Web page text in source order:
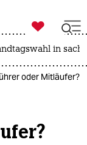

taz zahl ich
in
oder Mitläufer?